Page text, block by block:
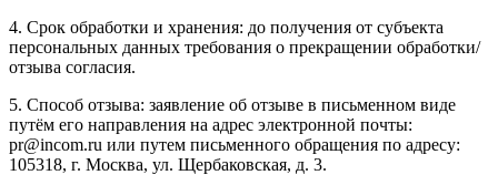
4. Срок обработки и хранения: до получения от субъекта
персональных данных требования о прекращении обработки/
отзыва согласия.
5. Способ отзыва: заявление об отзыве в письменном виде
путём его направления на адрес электронной почты:
pr@incom.ru или путем письменного обращения по адресу:
105318, г. Москва, ул. Щербаковская, д. 3.